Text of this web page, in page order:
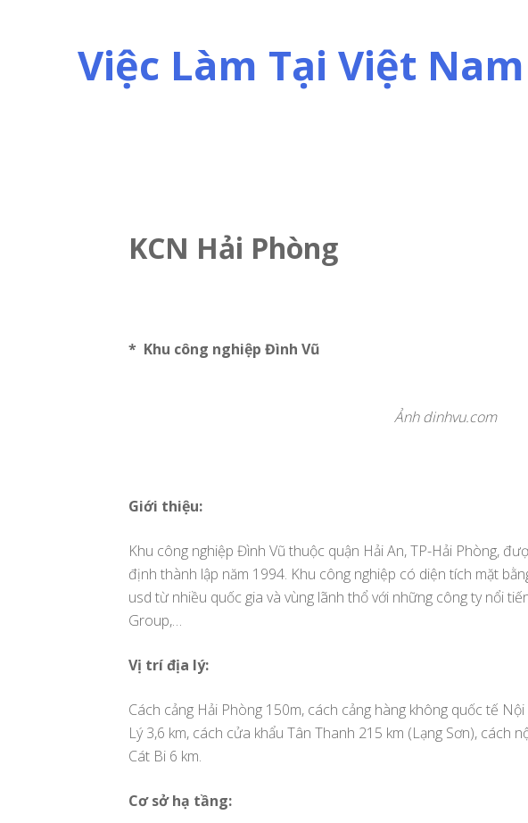
Việc Làm Tại Việt
KCN Hải Phòng
* Khu công nghiệp Đình Vũ
Ảnh dinhvu.com
Giới thiệu:
Khu công nghiệp Đình Vũ thuộc quận Hải An, TP-Hải Phòng,
định thành lập năm 1994. Khu công nghiệp có diện tích mặt
usd từ nhiều quốc gia và vùng lãnh thổ với những công ty nổi
Group,…
Vị trí địa lý:
Cách cảng Hải Phòng 150m, cách cảng hàng không quốc tế
Lý 3,6 km, cách cửa khẩu Tân Thanh 215 km (Lạng Sơn), cách
Cát Bi 6 km.
Cơ sở hạ tầng: